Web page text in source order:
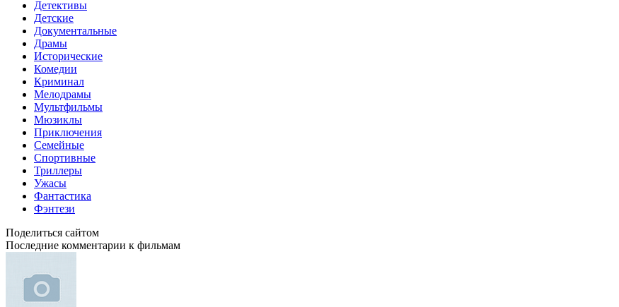
Детективы
Детские
Документальные
Драмы
Исторические
Комедии
Криминал
Мелодрамы
Мультфильмы
Мюзиклы
Приключения
Семейные
Спортивные
Триллеры
Ужасы
Фантастика
Фэнтези
Поделиться сайтом
Последние комментарии к фильмам